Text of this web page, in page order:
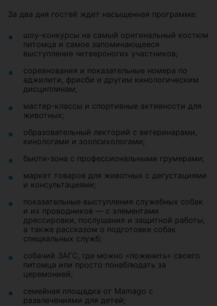
За два дня гостей ждет насыщенная программа:
шоу-конкурсы на самый оригинальный костюм
питомца и самое запоминающееся
выступление четвероногих участников;
соревнования и показательные номера по
аджилити, фрисби и другим кинологическим
дисциплинам;
мастер-классы и спортивные активности для
животных;
образовательный лекторий с ветеринарами,
кинологами и зоопсихологами;
бьюти-зона с профессиональными грумерами;
маркет товаров для животных с дегустациями
и консультациями;
показательные выступления служебных собак
и их проводников — с элементами
дрессировки, послушания и защитной работы,
а также рассказом о подготовке собак
специальных служб;
собачий ЗАГС, где можно «поженить» своего
питомца или просто понаблюдать за
церемонией;
семейная площадка от Mamago с
развлечениями для детей;